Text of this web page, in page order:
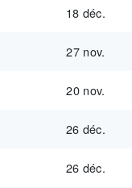
18 déc.
27 nov.
20 nov.
26 déc.
26 déc.